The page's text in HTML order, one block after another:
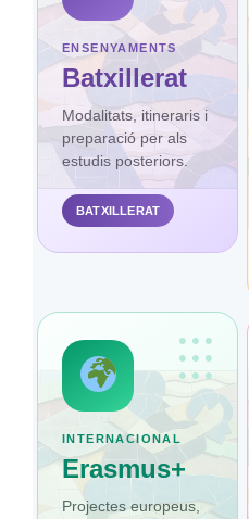
ENSENYAMENTS
Batxillerat
Modalitats, itineraris i
preparació per als
estudis posteriors.
BATXILLERAT
•••
•••
•••
INTERNACIONAL
Erasmus+
Projectes europeus,